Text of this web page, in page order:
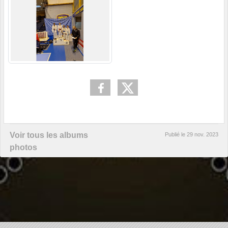
Voir tous les albums
photos
Publié le 29 nov. 2023